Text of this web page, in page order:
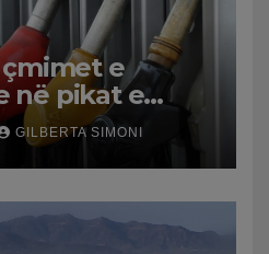
e
në pikat e
Lushnjë.
e
naftën
në vend
GILBERTA SIMONI